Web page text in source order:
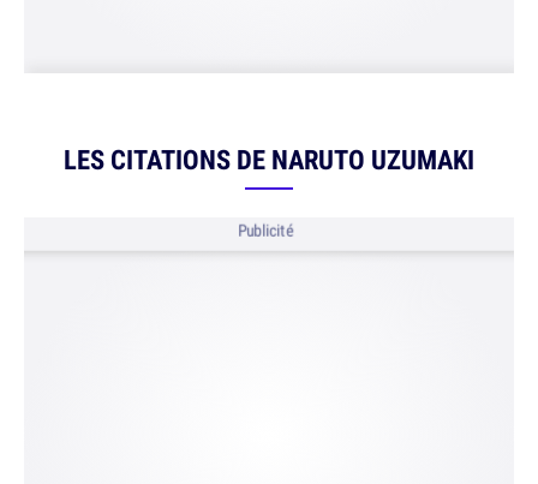
LES CITATIONS DE NARUTO UZUMAKI
Publicité